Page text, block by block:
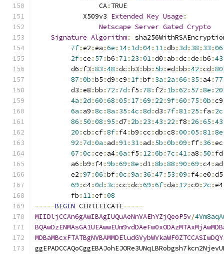
                CA
: TRUE
            X509v3
Extended Key Usage :
Netscape Server Gated Crypto
Signature Algorithm:
7f:e2 :ea :6e : 14: 1d :04: 11:db : 3d : 38 : 33 :06
2f:ce : 57 :b6 : 71: 23 :01:d0 : ab :dc :de :b6 :43
         d6
: f3 :83 :48 :dc :b3 :bb : 5b :ed :bb :42 :cd :80
87 :0b :b5 :d9 :c9 : 1f:bf: 3a : 2a :66 : 35 : a4: 77
         d3
:e8 :bb : 72 : 7d : f5 : 78 : f2 : 1b :62 : 57 :8e : 20
4a : 2d :60 :68 :05 : 17 :69 : 22 :9f:60 : 75 :0b :c9
6a : a9 :8c :8a : 35 :4c :8d :d3 : 7f:81: 25 : fa : 2c
86 : 50 :08 :95 :d7 : 2b : 23 :43 : 22 : f8 : 26 :65 :43
20 :cb :cf:8f: f4:b9 :cc :db :c8 :00 :05 :81:8e
92 : 7d :0a : ad :91: 31: ad : 5b :0b :09 : ff: 36 :ec
67 :0c :ce : a4:6a : f5 : 12 :6b : 7c :41: a8 : 50 : fd
         a6
:b9 : f4:9b :69 :8e :d1:8b :88 :90 :69 :c4: ad
         e2
:97 :06 :bf:0c :9a : 36 :47 : 53 :09 : f4:e0 :d5
69 :c4:0d : 3c :cc :dc :69 :6f:da : 12 :c0 : 2c :e4
         fb
: 11:ef:08
-----BEGIN CERTIFICATE-----
MIIDljCCAn6gAwIBAgIUQuAeNnVAEhYZjQeoP5v/